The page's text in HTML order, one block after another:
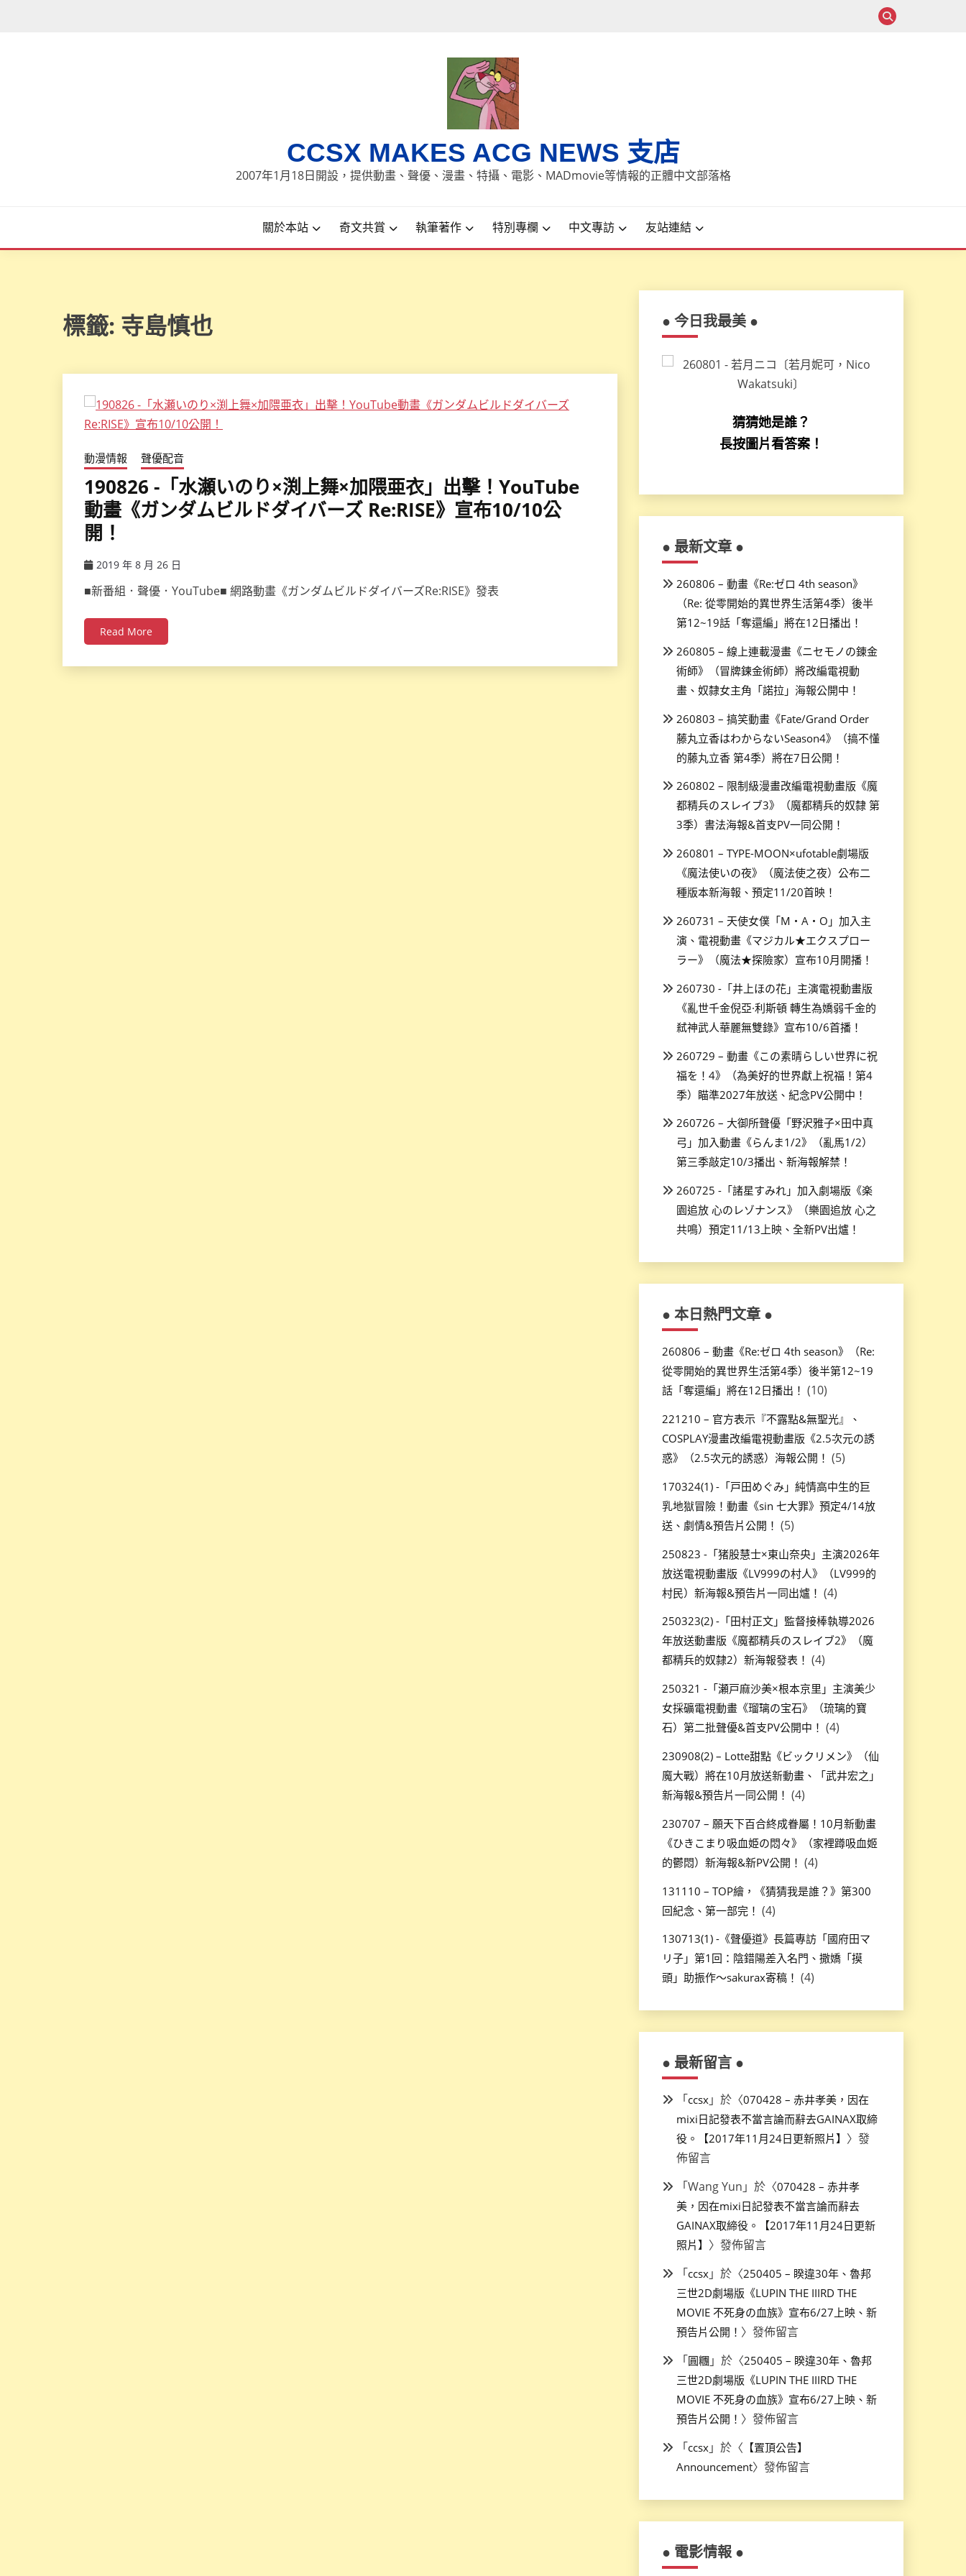
CCSX MAKES ACG NEWS 支店
2007年1月18日開設，提供動畫、聲優、漫畫、特攝、電影、MADmovie等情報的正體中文部落格
關於本站 奇文共賞 執筆著作 特別專欄 中文專訪 友站連結
標籤: 寺島慎也
動漫情報 聲優配音
190826 -「水瀬いのり×渕上舞×加隈亜衣」出擊！YouTube
動畫《ガンダムビルドダイバーズ Re:RISE》宣布10/10公
開！
2019 年 8 月 26 日
■新番組．聲優．YouTube■ 網路動畫《ガンダムビルドダイバーズRe:RISE》發表
Read More
● 今日我最美 ●
猜猜她是誰？
長按圖片看答案！
● 最新文章 ●
260806 – 動畫《Re:ゼロ 4th season》
（Re: 從零開始的異世界生活第4季）後半
第12~19話「奪還編」將在12日播出！
260805 – 線上連載漫畫《ニセモノの錬金
術師》（冒牌鍊金術師）將改編電視動
畫、奴隸女主角「諾拉」海報公開中！
260803 – 搞笑動畫《Fate/Grand Order
藤丸立香はわからないSeason4》（搞不懂
的藤丸立香 第4季）將在7日公開！
260802 – 限制級漫畫改編電視動畫版《魔
都精兵のスレイブ3》（魔都精兵的奴隸 第
3季）書法海報&首支PV一同公開！
260801 – TYPE-MOON×ufotable劇場版
《魔法使いの夜》（魔法使之夜）公布二
種版本新海報、預定11/20首映！
260731 – 天使女僕「M・A・O」加入主
演、電視動畫《マジカル★エクスプロー
ラー》（魔法★探險家）宣布10月開播！
260730 -「井上ほの花」主演電視動畫版
《亂世千金倪亞·利斯頓 轉生為嬌弱千金的
弒神武人華麗無雙錄》宣布10/6首播！
260729 – 動畫《この素晴らしい世界に祝
福を！4》（為美好的世界獻上祝福！第4
季）瞄準2027年放送、紀念PV公開中！
260726 – 大御所聲優「野沢雅子×田中真
弓」加入動畫《らんま1/2》（亂馬1/2）
第三季敲定10/3播出、新海報解禁！
260725 -「諸星すみれ」加入劇場版《楽
園追放 心のレゾナンス》（樂園追放 心之
共鳴）預定11/13上映、全新PV出爐！
● 本日熱門文章 ●
260806 – 動畫《Re:ゼロ 4th season》（Re:
從零開始的異世界生活第4季）後半第12~19
話「奪還編」將在12日播出！ (10)
221210 – 官方表示『不露點&無聖光』、
COSPLAY漫畫改編電視動畫版《2.5次元の誘
惑》（2.5次元的誘惑）海報公開！ (5)
170324(1) -「戸田めぐみ」純情高中生的巨
乳地獄冒險！動畫《sin 七大罪》預定4/14放
送、劇情&預告片公開！ (5)
250823 -「猪股慧士×東山奈央」主演2026年
放送電視動畫版《LV999の村人》（LV999的
村民）新海報&預告片一同出爐！ (4)
250323(2) -「田村正文」監督接棒執導2026
年放送動畫版《魔都精兵のスレイブ2》（魔
都精兵的奴隸2）新海報發表！ (4)
250321 -「瀬戸麻沙美×根本京里」主演美少
女採礦電視動畫《瑠璃の宝石》（琉璃的寶
石）第二批聲優&首支PV公開中！ (4)
230908(2) – Lotte甜點《ビックリメン》（仙
魔大戰）將在10月放送新動畫、「武井宏之」
新海報&預告片一同公開！ (4)
230707 – 願天下百合終成眷屬！10月新動畫
《ひきこまり吸血姫の悶々》（家裡蹲吸血姬
的鬱悶）新海報&新PV公開！ (4)
131110 – TOP繪，《猜猜我是誰？》第300
回紀念、第一部完！ (4)
130713(1) -《聲優道》長篇專訪「國府田マ
リ子」第1回：陰錯陽差入名門、撒嬌「摸
頭」助振作～sakurax寄稿！ (4)
● 最新留言 ●
「ccsx」於〈070428 – 赤井孝美，因在
mixi日記發表不當言論而辭去GAINAX取締
役。【2017年11月24日更新照片】 〉發
佈留言
「Wang Yun 」於〈070428 – 赤井孝
美，因在mixi日記發表不當言論而辭去
GAINAX取締役。【2017年11月24日更新
照片】 〉發佈留言
「ccsx」於〈250405 – 睽違30年、魯邦
三世2D劇場版《LUPIN THE IIIRD THE
MOVIE 不死身の血族》宣布6/27上映、新
預告片公開！ 〉發佈留言
「圓糰」於〈250405 – 睽違30年、魯邦
三世2D劇場版《LUPIN THE IIIRD THE
MOVIE 不死身の血族》宣布6/27上映、新
預告片公開！ 〉發佈留言
「ccsx」於〈 【置頂公告】
Announcement〉發佈留言
● 電影情報 ●